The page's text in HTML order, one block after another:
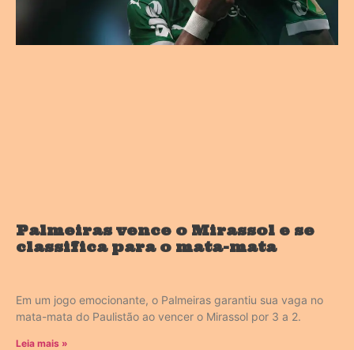
Palmeiras vence o Mirassol e se
classifica para o mata-mata
Em um jogo emocionante, o Palmeiras garantiu sua vaga no
mata-mata do Paulistão ao vencer o Mirassol por 3 a 2.
Leia mais »